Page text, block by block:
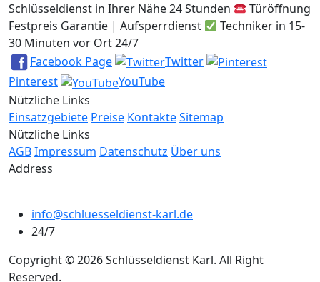
Schlüsseldienst in Ihrer Nähe 24 Stunden
Türöffnung
Festpreis Garantie | Aufsperrdienst
Techniker in 15-
30 Minuten vor Ort 24/7
Facebook Page
Twitter
Pinterest
YouTube
Nützliche Links
Einsatzgebiete Preise KontakteSitemap
Nützliche Links
AGBImpressum Datenschutz Über uns
Address
info@schluesseldienst-karl.de
24/7
Copyright © 2026 Schlüsseldienst Karl. All Right
Reserved.